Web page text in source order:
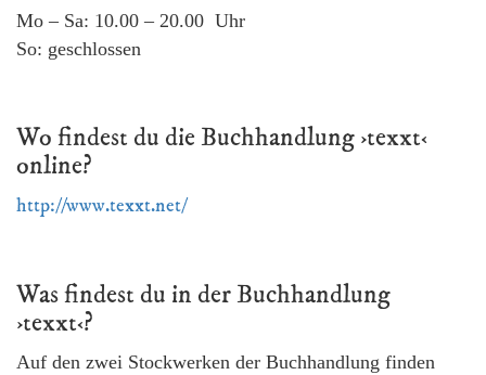
Mo – Sa: 10.00 – 20.00 Uhr
So: geschlossen
Wo findest du die Buchhandlung ›texxt‹
online?
http://www.texxt.net/
Was findest du in der Buchhandlung
›texxt‹?
Auf den zwei Stockwerken der Buchhandlung finden